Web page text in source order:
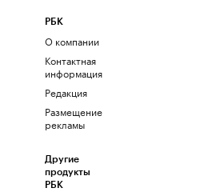
РБК
О компании
Контактная
информация
Редакция
Размещение
рекламы
Другие
продукты
РБК